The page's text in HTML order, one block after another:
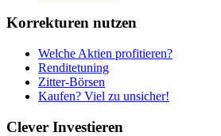
Korrekturen nutzen
Welche Aktien profitieren?
Renditetuning
Zitter-Börsen
Kaufen? Viel zu unsicher!
Clever Investieren